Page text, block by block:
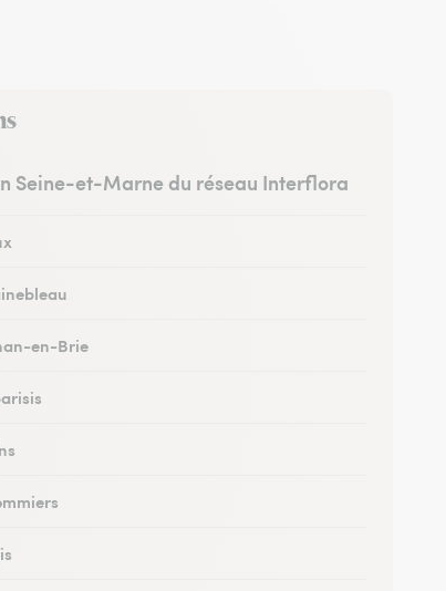
Seine-et-Marne du réseau Interflora
en-Brie